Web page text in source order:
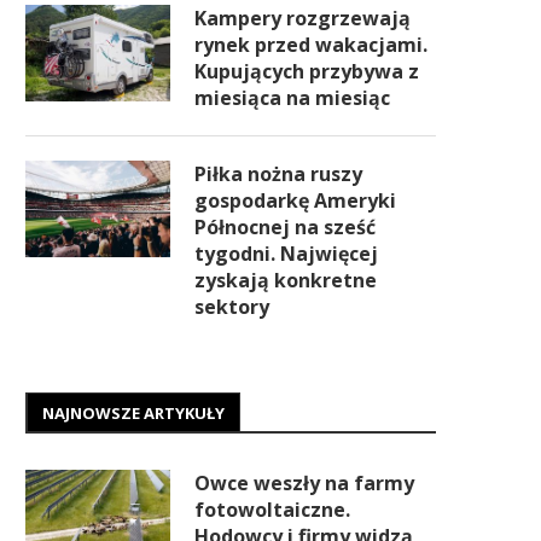
Kampery rozgrzewają
rynek przed wakacjami.
Kupujących przybywa z
miesiąca na miesiąc
Piłka nożna ruszy
gospodarkę Ameryki
Północnej na sześć
tygodni. Najwięcej
zyskają konkretne
sektory
NAJNOWSZE ARTYKUŁY
Owce weszły na farmy
fotowoltaiczne.